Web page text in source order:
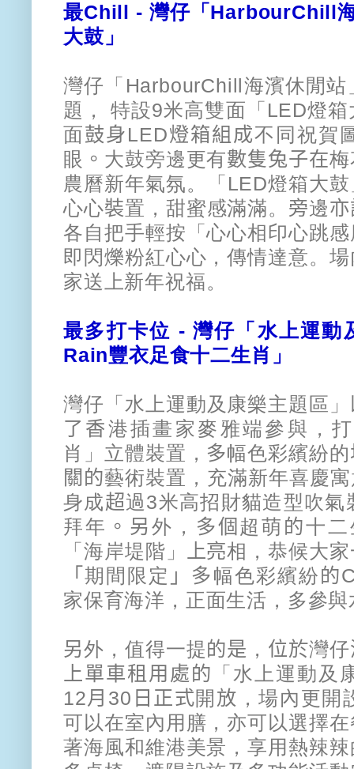
最Chill - 灣仔「HarbourChill
大鼓」
灣仔「HarbourChill海濱休閒站
題， 特設9米高雙面 「LED燈
面鼓身LED燈箱組成不同祝賀
眼 。 大鼓旁邊更有數隻兔子在
農曆新年氣氛。
「 LED燈箱大
心心裝置， 甜蜜感滿滿。 旁邊
各自把手輕按「心心相印心跳
即閃爍粉紅心心，傳情達意。
家送上新年祝福。
最多打卡位 - 灣仔「水上運動
Rain豐衣足食十二生肖」
灣仔「水上運動及康樂主題區
了香港插畫家麥雅端參與，
肖」立體裝置， 多幅色彩繽紛的
關的藝術裝置，充滿新年喜慶
身成超過3米高招財貓造型吹氣
拜年 。另外， 多個 超萌 的十
「海岸堤階」
上亮相，恭候大
「期間限定 」多幅色彩繽紛的
家保育海洋，正面生活，多參
另外，值得一提的是 ， 位於灣仔
上單車租用處的 「水上運動及
12月 30 日正式開 放 ，場內更開
可以在室內用膳， 亦可以選擇
著海風和維港美景，享用熱辣